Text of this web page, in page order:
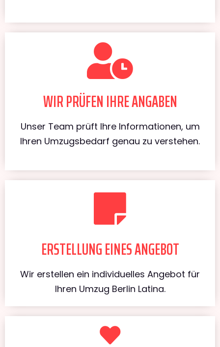
WIR PRÜFEN IHRE ANGABEN
Unser Team prüft Ihre Informationen, um
Ihren Umzugsbedarf genau zu verstehen.
ERSTELLUNG EINES ANGEBOT
Wir erstellen ein individuelles Angebot für
Ihren Umzug Berlin Latina.